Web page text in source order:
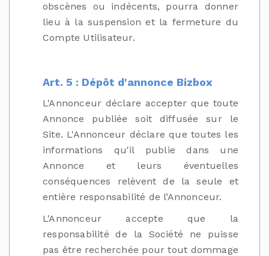
obscènes ou indécents, pourra donner
lieu à la suspension et la fermeture du
Compte Utilisateur.
Art. 5 : Dépôt d'annonce Bizbox
L'Annonceur déclare accepter que toute
Annonce publiée soit diffusée sur le
Site. L'Annonceur déclare que toutes les
informations qu'il publie dans une
Annonce et leurs éventuelles
conséquences relèvent de la seule et
entière responsabilité de l’Annonceur.
L'Annonceur accepte que la
responsabilité de la Société ne puisse
pas être recherchée pour tout dommage